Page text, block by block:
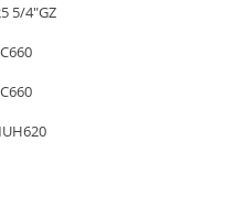
5/4"GZ